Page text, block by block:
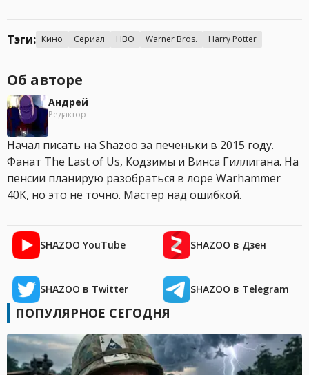
Тэги: Кино Сериал HBO Warner Bros. Harry Potter
Об авторе
Андрей
Редактор
Начал писать на Shazoo за печеньки в 2015 году.
Фанат The Last of Us, Кодзимы и Винса Гиллигана. На
пенсии планирую разобраться в лоре Warhammer
40K, но это не точно. Мастер над ошибкой.
SHAZOO YouTube SHAZOO в Дзен
SHAZOO в Twitter SHAZOO в Telegram
ПОПУЛЯРНОЕ СЕГОДНЯ